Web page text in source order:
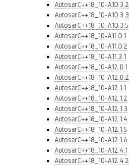
AutosarC++18_10-A10.3.2
AutosarC++18_10-A10.3.3
AutosarC++18_10-A10.3.5
AutosarC++18_10-A11.0.1
AutosarC++18_10-A11.0.2
AutosarC++18_10-A11.3.1
AutosarC++18_10-A12.0.1
AutosarC++18_10-A12.0.2
AutosarC++18_10-A12.1.1
AutosarC++18_10-A12.1.2
AutosarC++18_10-A12.1.3
AutosarC++18_10-A12.1.4
AutosarC++18_10-A12.1.5
AutosarC++18_10-A12.1.6
AutosarC++18_10-A12.4.1
AutosarC++18_10-A12.4.2